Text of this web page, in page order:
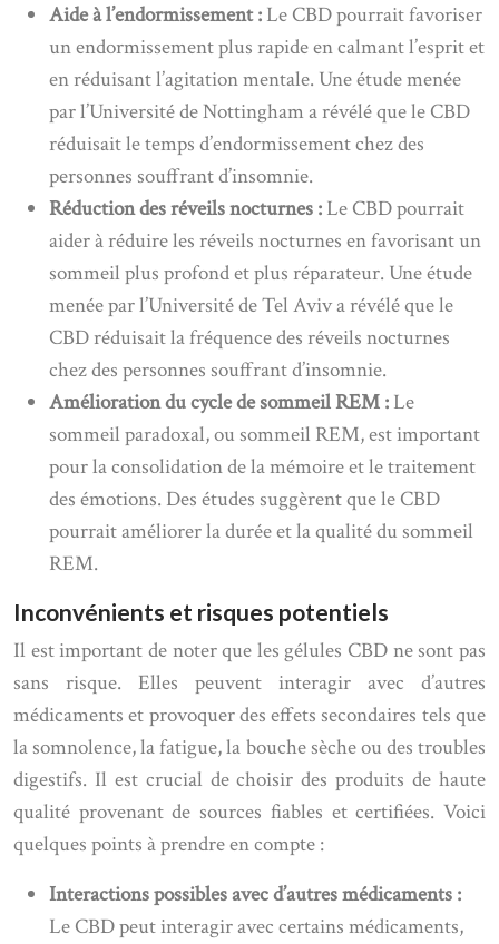
Aide à l’endormissement : Le CBD pourrait favoriser
un endormissement plus rapide en calmant l’esprit et
en réduisant l’agitation mentale. Une étude menée
par l’Université de Nottingham a révélé que le CBD
réduisait le temps d’endormissement chez des
personnes souffrant d’insomnie.
Réduction des réveils nocturnes : Le CBD pourrait
aider à réduire les réveils nocturnes en favorisant un
sommeil plus profond et plus réparateur. Une étude
menée par l’Université de Tel Aviv a révélé que le
CBD réduisait la fréquence des réveils nocturnes
chez des personnes souffrant d’insomnie.
Amélioration du cycle de sommeil REM : Le
sommeil paradoxal, ou sommeil REM, est important
pour la consolidation de la mémoire et le traitement
des émotions. Des études suggèrent que le CBD
pourrait améliorer la durée et la qualité du sommeil
REM.
Inconvénients et risques potentiels
Il est important de noter que les gélules CBD ne sont pas
sans risque. Elles peuvent interagir avec d’autres
médicaments et provoquer des effets secondaires tels que
la somnolence, la fatigue, la bouche sèche ou des troubles
digestifs. Il est crucial de choisir des produits de haute
qualité provenant de sources fiables et certifiées. Voici
quelques points à prendre en compte :
Interactions possibles avec d’autres médicaments :
Le CBD peut interagir avec certains médicaments,